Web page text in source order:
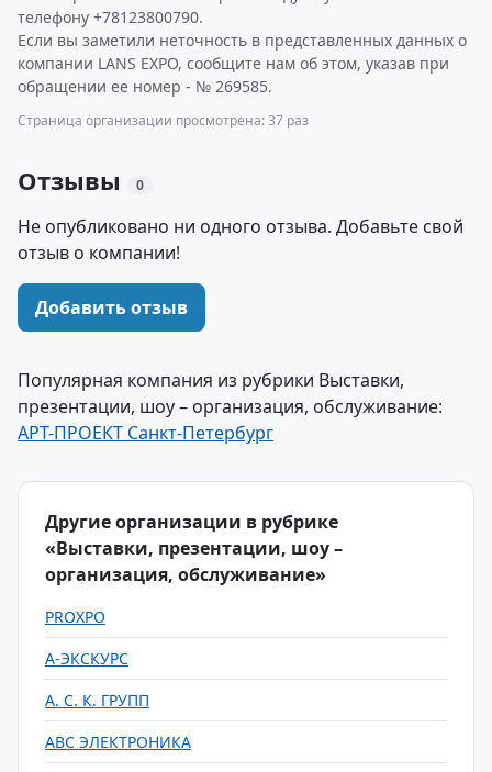
телефону +78123800790.
Если вы заметили неточность в представленных данных о
компании LANS EXPO, сообщите нам об этом, указав при
обращении ее номер - № 269585.
Страница организации просмотрена: 37 раз
Отзывы 0
Не опубликовано ни одного отзыва. Добавьте свой
отзыв о компании!
Добавить отзыв
Популярная компания из рубрики Выставки,
презентации, шоу – организация, обслуживание:
АРТ-ПРОЕКТ Санкт-Петербург
Другие организации в рубрике
«Выставки, презентации, шоу –
организация, обслуживание»
PROXPO
А-ЭКСКУРС
А. С. К. ГРУПП
АВС ЭЛЕКТРОНИКА